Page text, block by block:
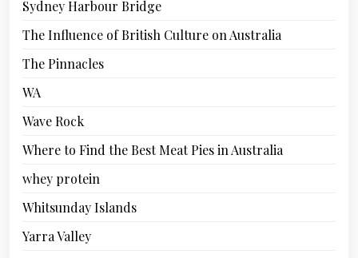
Sydney Harbour Bridge
The Influence of British Culture on Australia
The Pinnacles
WA
Wave Rock
Where to Find the Best Meat Pies in Australia
whey protein
Whitsunday Islands
Yarra Valley